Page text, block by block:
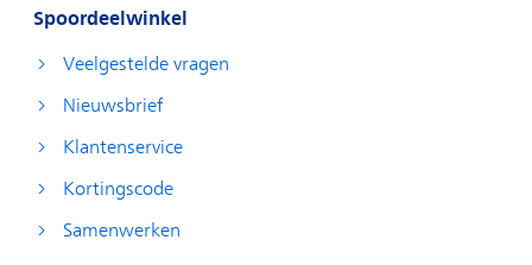
Spoordeelwinkel
Veelgestelde vragen
Nieuwsbrief
Klantenservice
Kortingscode
Samenwerken